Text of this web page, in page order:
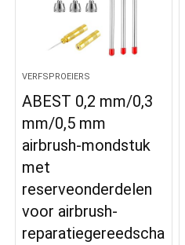
VERFSPROEIERS
ABEST 0,2 mm/0,3
mm/0,5 mm
airbrush-mondstuk
met
reserveonderdelen
voor airbrush-
reparatiegereedscha